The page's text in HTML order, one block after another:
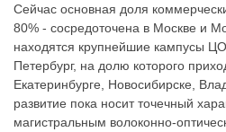
Сейчас основная доля
80% - сосредоточена в Москве и
находятся крупнейшие кампусы
Петербург, на долю которого
Екатеринбурге, Новосибирске,
развитие пока носит точечный
магистральным волоконно-